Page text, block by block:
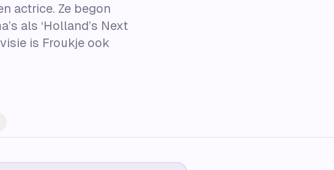
actrice. Ze begon
als ‘Holland’s Next
is Froukje ook